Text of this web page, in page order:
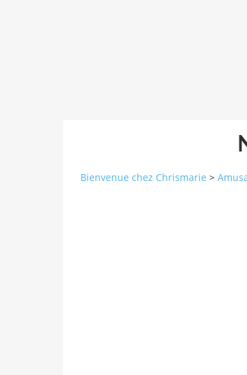
Bienvenue chez Chrismarie >